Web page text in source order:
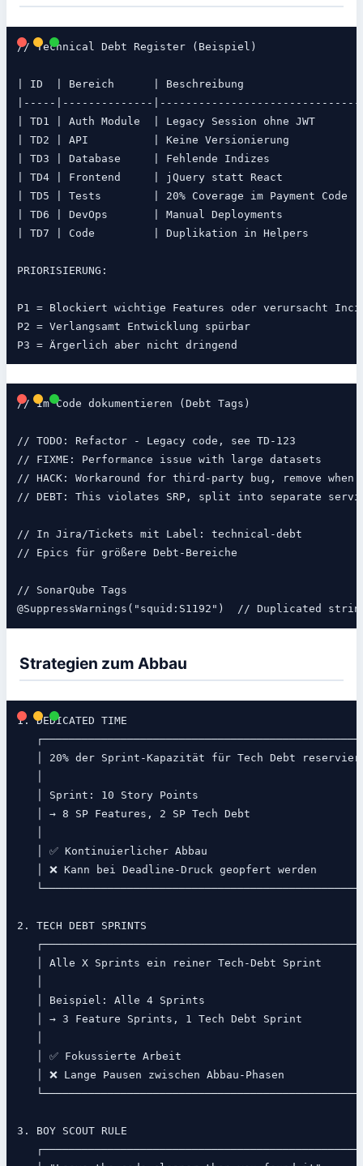
// Technical Debt Register (Beispiel)
| ID  | Bereich      | Beschreibung
|-----|--------------
| TD1 | Auth Module  | Legacy Session ohne JWT
| TD2 | API          | Keine Versionierung
| TD3 | Database     | Fehlende Indizes
| TD4 | Frontend     | jQuery statt React
| TD5 | Tests        | 20% Coverage im Payment
| TD6 | DevOps       | Manual Deployments
| TD7 | Code         | Duplikation in Helpers
PRIORISIERUNG:
P1 = Blockiert wichtige Features oder verursacht
P2 = Verlangsamt Entwicklung spürbar
// Im Code dokumentieren (Debt Tags)
// TODO: Refactor - Legacy code, see TD-123
// FIXME: Performance issue with large datasets
// HACK: Workaround for third-party bug, remove when
// DEBT: This violates SRP, split into separate
// In Jira/Tickets mit Label: technical-debt
// Epics für größere Debt-Bereiche
// SonarQube Tags
Strategien zum Abbau
1. DEDICATED TIME
│ 20% der Sprint-Kapazität für Tech Debt
│ Sprint: 10 Story Points
│ → 8 SP Features, 2 SP Tech Debt
│ ✅ Kontinuierlicher Abbau
│ ❌ Kann bei Deadline-Druck geopfert werden
2. TECH DEBT SPRINTS
│ Alle X Sprints ein reiner Tech-Debt Sprint
│ Beispiel: Alle 4 Sprints
│ → 3 Feature Sprints, 1 Tech Debt Sprint
│ ✅ Fokussierte Arbeit
│ ❌ Lange Pausen zwischen Abbau-Phasen
3. BOY SCOUT RULE